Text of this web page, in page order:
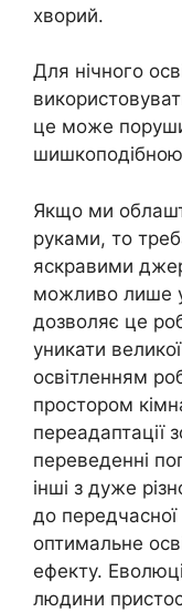
хворий.
Для нічного
це може
Якщо ми
руками, то
яскравими
можливо лише
дозволяє це
уникати
освітленням
простором
переадаптації
переведенні
інші з дуже
до
оптимальне
ефекту.
людини